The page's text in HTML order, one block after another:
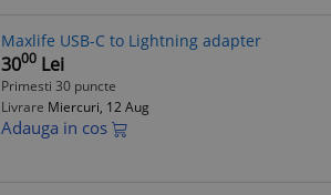
Maxlife USB-C to Lightning adapter
3000 Lei
Primesti 30 puncte
Livrare Miercuri, 12 Aug
Adauga in cos